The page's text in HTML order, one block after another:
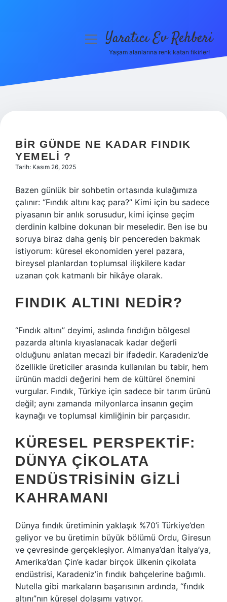
Hakkımızda
menüyüYaratıcı Ev Rehberi
Yaşam alanlarına renk katan fikirler!
BIR GÜNDE NE KADAR FINDIK
YEMELI ?
Tarih: Kasım 26, 2025
Bazen günlük bir sohbetin ortasında kulağımıza
çalınır: “Fındık altını kaç para?” Kimi için bu sadece
piyasanın bir anlık sorusudur, kimi içinse geçim
derdinin kalbine dokunan bir meseledir. Ben ise bu
soruya biraz daha geniş bir pencereden bakmak
istiyorum: küresel ekonomiden yerel pazara,
bireysel planlardan toplumsal ilişkilere kadar
uzanan çok katmanlı bir hikâye olarak.
FINDIK ALTINI NEDIR?
“Fındık altını” deyimi, aslında fındığın bölgesel
pazarda altınla kıyaslanacak kadar değerli
olduğunu anlatan mecazi bir ifadedir. Karadeniz’de
özellikle üreticiler arasında kullanılan bu tabir, hem
ürünün maddi değerini hem de kültürel önemini
vurgular. Fındık, Türkiye için sadece bir tarım ürünü
değil; aynı zamanda milyonlarca insanın geçim
kaynağı ve toplumsal kimliğinin bir parçasıdır.
KÜRESEL PERSPEKTIF:
DÜNYA ÇIKOLATA
ENDÜSTRISININ GIZLI
KAHRAMANI
Dünya fındık üretiminin yaklaşık %70’i Türkiye’den
geliyor ve bu üretimin büyük bölümü Ordu, Giresun
ve çevresinde gerçekleşiyor. Almanya’dan İtalya’ya,
Amerika’dan Çin’e kadar birçok ülkenin çikolata
endüstrisi, Karadeniz’in fındık bahçelerine bağımlı.
Nutella gibi markaların başarısının ardında, “fındık
altını”nın küresel dolaşımı yatıyor.